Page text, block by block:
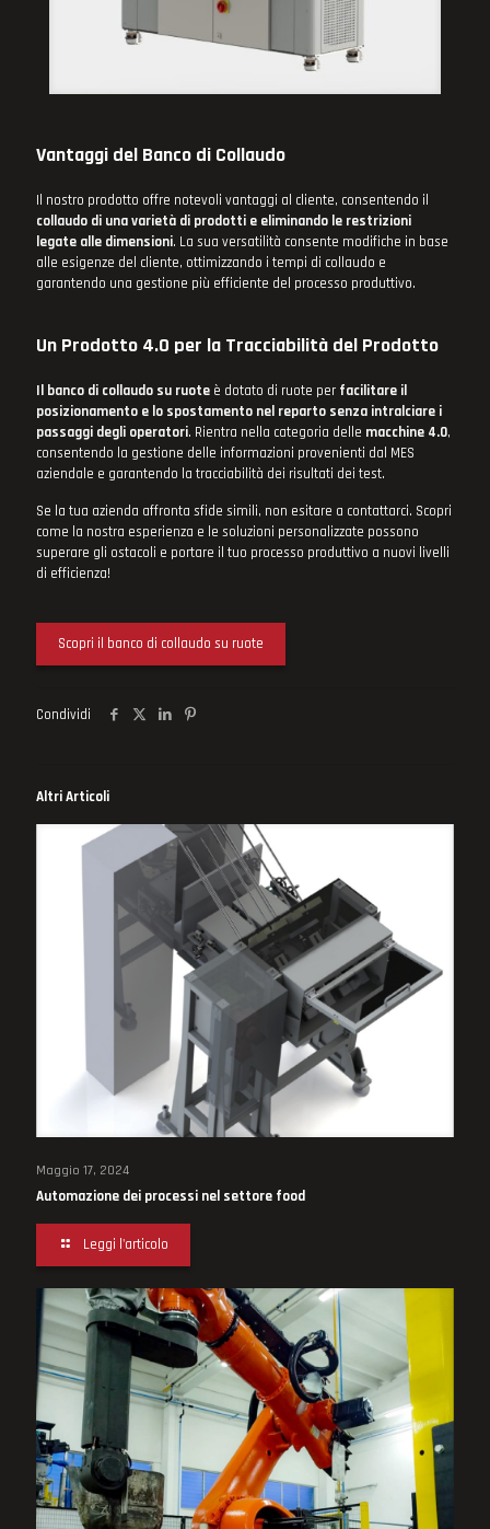
Vantaggi del Banco di Collaudo
Il nostro prodotto offre notevoli vantaggi al cliente, consentendo il
collaudo di una varietà di prodotti e eliminando le restrizioni
legate alle dimensioni. La sua versatilità consente modifiche in base
alle esigenze del cliente, ottimizzando i tempi di collaudo e
garantendo una gestione più efficiente del processo produttivo.
Un Prodotto 4.0 per la Tracciabilità del Prodotto
Il banco di collaudo su ruote è dotato di ruote per facilitare il
posizionamento e lo spostamento nel reparto senza intralciare i
passaggi degli operatori. Rientra nella categoria delle macchine 4.0,
consentendo la gestione delle informazioni provenienti dal MES
aziendale e garantendo la tracciabilità dei risultati dei test.
Se la tua azienda affronta sfide simili, non esitare a contattarci. Scopri
come la nostra esperienza e le soluzioni personalizzate possono
superare gli ostacoli e portare il tuo processo produttivo a nuovi livelli
di efficienza!
Scopri il banco di collaudo su ruote
Condividi
Altri Articoli
Maggio 17, 2024
Automazione dei processi nel settore food
Leggi l'articolo